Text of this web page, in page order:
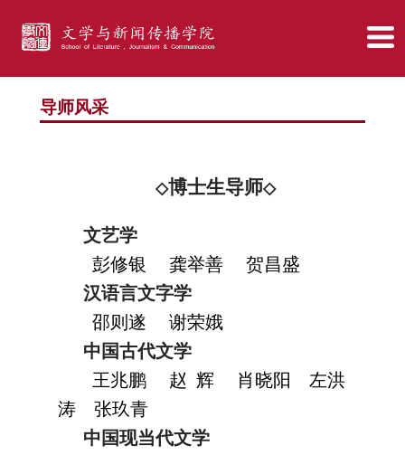
导师风采
◇博士生导师◇
文艺学
彭修银
龚举善
贺昌盛
汉语言文字学
邵则遂
谢荣娥
中国古代文学
王兆鹏
赵 辉 肖晓阳
左洪
涛
张玖青
中国现当代文学